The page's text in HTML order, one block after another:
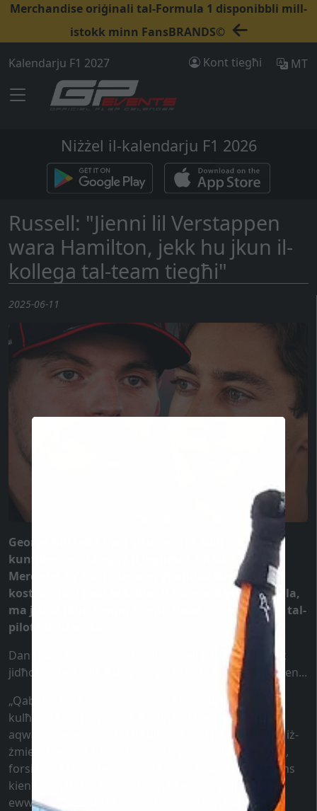
Merchandise oriġinali tal-Formula 1 disponibbli mill-
istokk minn FansBRANDS©
Kalendarju F1 2027 Kont tiegħi MT
Niżżel il-kalendarju F1 2026
Russell: "Jienni lil Verstappen
wara Hamilton, jekk hu jkun il-
kollega tal-team tiegħi"
2025-06-11
George Russell huwa qisu qed jgħaddi mill-
kunfidenza u l-ħeġġa li jagħmel. Għalkemm il-
Mercedes ta' din is-sena m'għandux ikun il-
kostruzzjoni l-aktar brillanti tal-marka u tal-istalla,
ma jistax ikun hemm lmenti dwar il-prestazzjoni tal-
pilota Brittaniku.
Dan huwa mistoqsija oħra li Russell jiddikjara, li jekk
jidħol fil-Red Bull, ikun jista' jegħleb lil Max Verstappen...
„Qabel il-2021, Lewis Hamilton kien dak il-bniedem li
kulħadd kien japprezza, li kulħadd kien jara bħala l-
aqwa sewwieq tal-F1 u li kulħadd ried jegħleb. F'dak iż-
żmien, kien ċar li ħadd ma seta' jegħleb lil Mercedes,
forsi biss Mercedes oħra, u kontra Lewis, l-unika ċans
kien ta' sħabu fil-tim. Imbagħad wasalt jien, u mill-
ewwel garaġġ, bdejt nilgħab, u għal sena waħda,